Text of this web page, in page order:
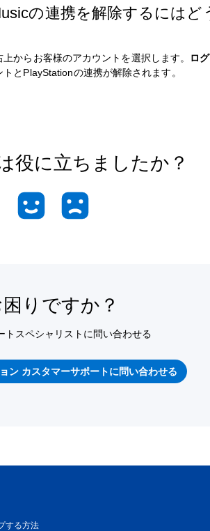
の連携を解除するにはど
からお客様のアカウントを選択します。 ロ
とPlayStationの連携が解除されます。
役に立ちましたか？
りですか？
トスペシャリストに問い合わせる
ン カスタマーサポートに問い合わせる
する方法